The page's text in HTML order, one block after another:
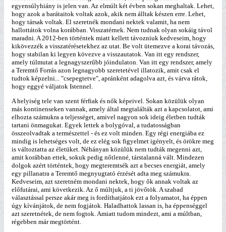
egyensúlyhiány is jelen van. Az elmúlt két évben sokan meghaltak. Lehet,
hogy azok a barátaitok voltak azok, akik nem álltak készen erre. Lehet,
hogy társak voltak. El szeretnék mondani nektek valamit, ha nem
hallottátok volna korábban. Visszatérnek. Nem tudnak olyan sokáig távol
maradni. A 2012-ben történtek miatt kellett távozniuk kedveseim, hogy
kikövezzék a visszatérésetekhez az utat. Be volt ütemezve a korai távozás,
hogy stabilan ki legyen kövezve a visszautatok. Van itt egy rendszer,
amely túlmutat a legnagyszerűbb jóindulaton. Van itt egy rendszer, amely
a Teremtő Forrás azon legnagyobb szeretetével illatozik, amit csak el
tudtok képzelni... "csepegtetve", apránként adagolva azt, és várva rátok,
hogy eggyé váljatok Istennel.
A helyiség tele van szent férfiak és nők képeivel. Sokan közülük olyan
más kontinenseken vannak, amely által megtalálták azt a kapcsolatot, ami
elhozta számukra a teljességet, amivel nagyon sok ideig életben tudták
tartani önmagukat. Egyek lettek a bolygóval, a tudatosságban
összeolvadtak a természettel - és ez volt minden. Egy régi energiába ez
mindig is lehetséges volt, de ez elég sok figyelmet igényelt, és örökre meg
is változtatta az életüket. Néhányan közülük nem tudták megenni azt,
amit korábban ettek, sokuk pedig nőtlenné, társtalanná vált. Mindezen
dolgok azért történtek, hogy megteremtsék azt a becses energiát, amely
egy pillanatra a Teremtő megnyugtató érzését adta meg számukra.
Kedveseim, azt szeretném mondani nektek, hogy ők annak voltak az
előfutárai, ami következik. Az ő múltjuk, a ti jövőtök. A szabad
választással persze akár meg is fordíthatjátok ezt a folyamatot, ha éppen
úgy kívánjátok, de nem fogjátok. Haladhattok lassan is, ha éppenséggel
azt szeretnétek, de nem fogtok. Amiatt tudom mindezt, ami a múltban,
régebben már megtörtént.